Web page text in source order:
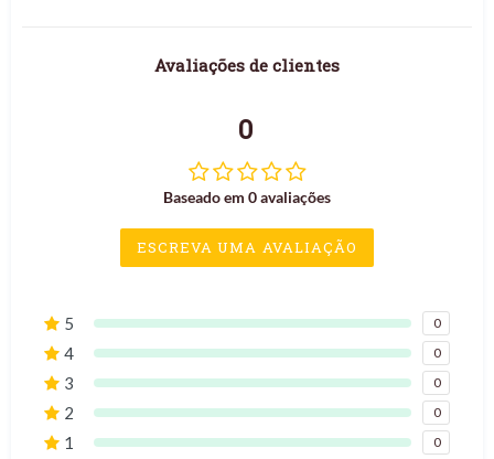
Avaliações de clientes
0
Baseado em 0 avaliações
ESCREVA UMA AVALIAÇÃO
5 0
4 0
3 0
2 0
1 0